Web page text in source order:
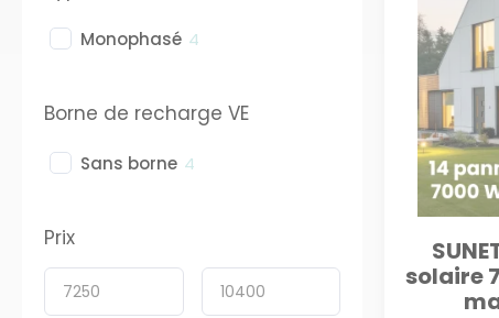
Monophasé 4
Borne de recharge VE
Sans borne 4
Prix
solaire